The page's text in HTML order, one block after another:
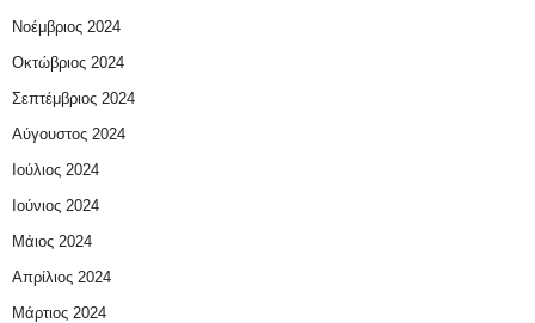
Νοέμβριος 2024
Οκτώβριος 2024
Σεπτέμβριος 2024
Αύγουστος 2024
Ιούλιος 2024
Ιούνιος 2024
Μάιος 2024
Απρίλιος 2024
Μάρτιος 2024